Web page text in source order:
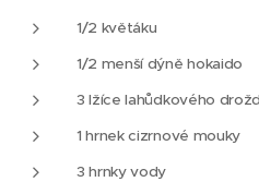
1/2 květáku
1/2 menší dýně hokaido
3 lžíce lahůdkového
1 hrnek cizrnové mouky
3 hrnky vody